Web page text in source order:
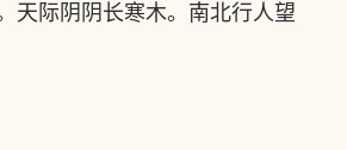
天际阴阴长寒木。南北行人望